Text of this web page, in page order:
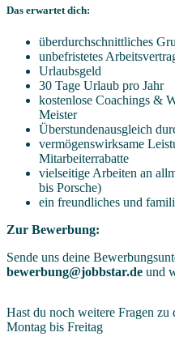
Das erwartet dich:
überdurchschnittliches
unbefristetes
Urlaubsgeld
30 Tage Urlaub pro Jahr
kostenlose Coachings &
Meister
Überstundenausgleich
vermögenswirksame
Mitarbeiterrabatte
vielseitige Arbeiten an
bis Porsche)
ein freundliches und
Zur Bewerbung:
Sende uns deine
bewerbung@jobbstar.de und
Hast du noch weitere Fragen zu
Montag bis Freitag